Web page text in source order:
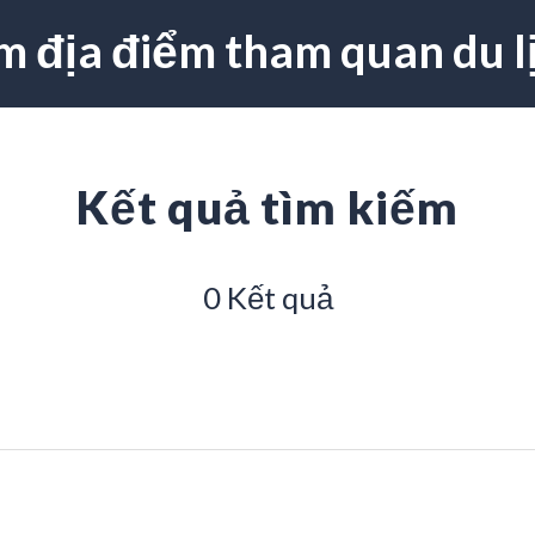
địa điểm tham quan du
Kết quả tìm kiếm
0 Kết quả